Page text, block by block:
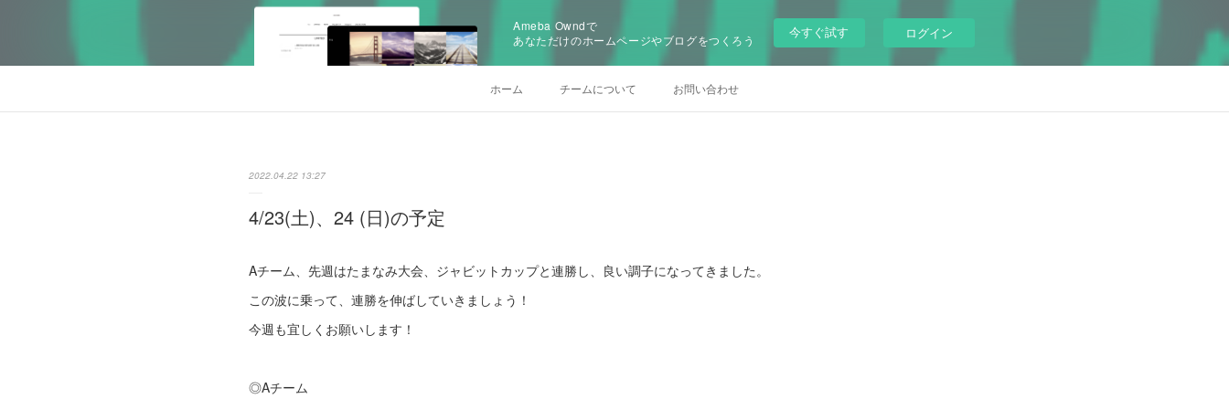
Ameba Owndで
あなただけのホームページやブログをつくろう
今すぐ試す ログイン
ホーム チームについて お問い合わせ
2022.04.22 13:27
4/23(土)、24 (日)の予定
Aチーム、先週はたまなみ大会、ジャビットカップと連勝し、良い調子になってきました。
この波に乗って、連勝を伸ばしていきましょう！
今週も宜しくお願いします！
◎Aチーム